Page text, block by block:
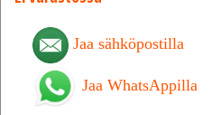
Jaa sähköpostilla
Jaa WhatsAppilla